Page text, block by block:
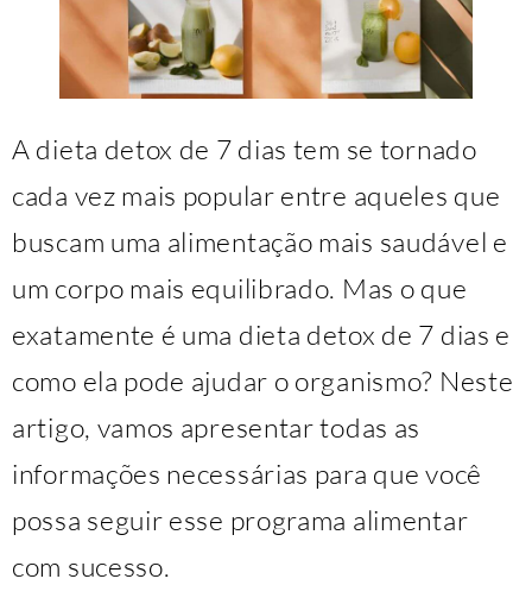
A dieta detox de 7 dias tem se tornado
cada vez mais popular entre aqueles que
buscam uma alimentação mais saudável e
um corpo mais equilibrado. Mas o que
exatamente é uma dieta detox de 7 dias e
como ela pode ajudar o organismo? Neste
artigo, vamos apresentar todas as
informações necessárias para que você
possa seguir esse programa alimentar
com sucesso.